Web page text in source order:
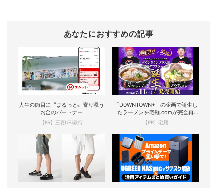
あなたにおすすめの記事
人生の節目に〝まるっと〟寄り添う
お金のパートナー
【PR】三菱UFJ銀行
「DOWNTOWN+」の企画で誕生し
たラーメンを宅麺.comが完全再
現！
【PR】宅麺